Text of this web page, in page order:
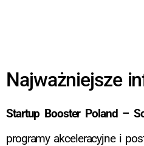
Najważniejsze
Startup Booster Poland –
programy akceleracyjne i